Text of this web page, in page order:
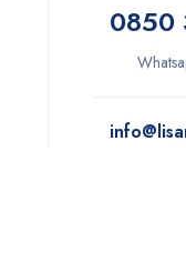
0850